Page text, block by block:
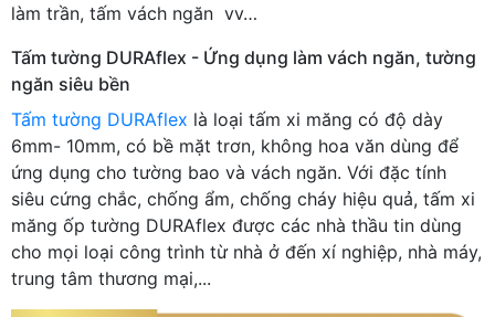
làm trần, tấm vách ngăn vv…
Tấm tường DURAflex - Ứng dụng làm vách ngăn, tường
ngăn siêu bền
Tấm tường DURAflex là loại tấm xi măng có độ dày
6mm- 10mm, có bề mặt trơn, không hoa văn dùng để
ứng dụng cho tường bao và vách ngăn. Với đặc tính
siêu cứng chắc, chống ẩm, chống cháy hiệu quả, tấm xi
măng ốp tường DURAflex được các nhà thầu tin dùng
cho mọi loại công trình từ nhà ở đến xí nghiệp, nhà máy,
trung tâm thương mại,...